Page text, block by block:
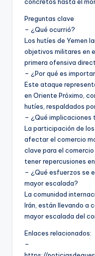
concretos hasta el
Preguntas clave
– ¿Qué ocurrió?
Los hutíes de Yemen
objetivos militares en
primera ofensiva
– ¿Por qué es
Este ataque
en Oriente Próximo,
hutíes, respaldados
– ¿Qué implicaciones
La participación de
afectar el comercio
clave para el
tener repercusiones
– ¿Qué esfuerzos se
mayor escalada?
La comunidad
Irán, están llevando a
mayor escalada del
Enlaces relacionados:
–